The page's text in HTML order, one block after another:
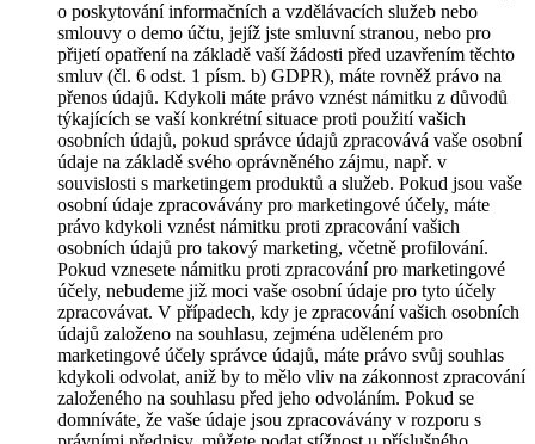
o poskytování informačních a vzdělávacích služeb nebo
smlouvy o demo účtu, jejíž jste smluvní stranou, nebo pro
přijetí opatření na základě vaší žádosti před uzavřením těchto
smluv (čl. 6 odst. 1 písm. b) GDPR), máte rovněž právo na
přenos údajů. Kdykoli máte právo vznést námitku z důvodů
týkajících se vaší konkrétní situace proti použití vašich
osobních údajů, pokud správce údajů zpracovává vaše osobní
údaje na základě svého oprávněného zájmu, např. v
souvislosti s marketingem produktů a služeb. Pokud jsou vaše
osobní údaje zpracovávány pro marketingové účely, máte
právo kdykoli vznést námitku proti zpracování vašich
osobních údajů pro takový marketing, včetně profilování.
Pokud vznesete námitku proti zpracování pro marketingové
účely, nebudeme již moci vaše osobní údaje pro tyto účely
zpracovávat. V případech, kdy je zpracování vašich osobních
údajů založeno na souhlasu, zejména uděleném pro
marketingové účely správce údajů, máte právo svůj souhlas
kdykoli odvolat, aniž by to mělo vliv na zákonnost zpracování
založeného na souhlasu před jeho odvoláním. Pokud se
domníváte, že vaše údaje jsou zpracovávány v rozporu s